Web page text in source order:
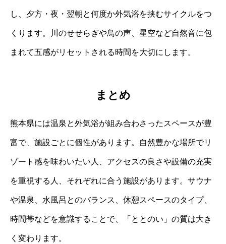
し、夕方・夜・翌朝と何度か外気浴を挟むサイクルをつ
くります。川のせせらぎや鳥の声、星空など自然音に包
まれて五感がリセットされる時間を大切にします。
まとめ
熊本県には温泉と外気浴が組み合わさったスペースが豊
富で、施設ごとに個性があります。自然豊かな場所でリ
ゾート感を味わいたい人、アクセスの良さや設備の充実
を重視する人、それぞれに合う施設があります。サウナ
や温泉、水風呂とのバランス、休憩スペースのタイプ、
時間帯などを意識することで、「ととのい」の質は大き
く変わります。